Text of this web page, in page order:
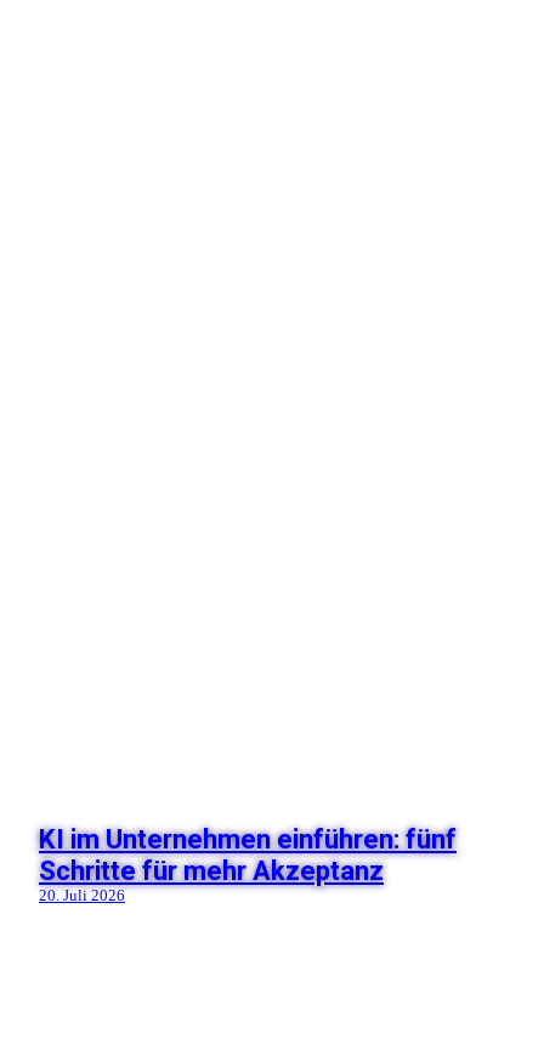
KI im Unternehmen einführen: fünf
Schritte für mehr Akzeptanz
20. Juli 2026